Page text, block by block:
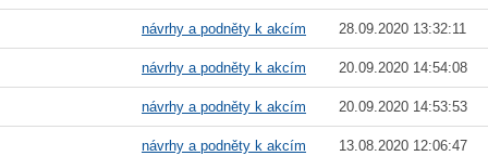
návrhy a podněty k akcím 28.09.2020 13:32:11
návrhy a podněty k akcím 20.09.2020 14:54:08
návrhy a podněty k akcím 20.09.2020 14:53:53
návrhy a podněty k akcím 13.08.2020 12:06:47